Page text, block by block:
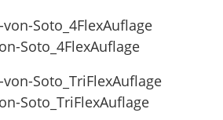
Soto_4FlexAuflage
Soto_TriFlexAuflage